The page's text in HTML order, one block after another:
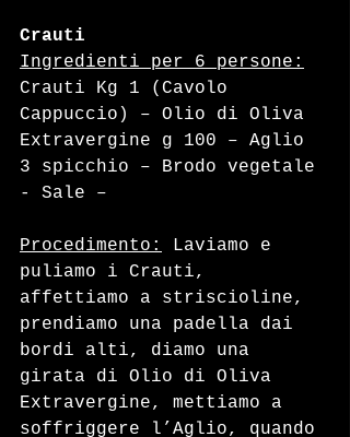
Crauti
Ingredienti per 6 persone:
Crauti Kg 1 (Cavolo
Cappuccio) – Olio di Oliva
Extravergine g 100 – Aglio
3 spicchio – Brodo vegetale
- Sale –
Procedimento:
Laviamo e
puliamo i Crauti,
affettiamo a striscioline,
prendiamo una padella dai
bordi alti, diamo una
girata di Olio di Oliva
Extravergine, mettiamo a
soffriggere l’Aglio, quando